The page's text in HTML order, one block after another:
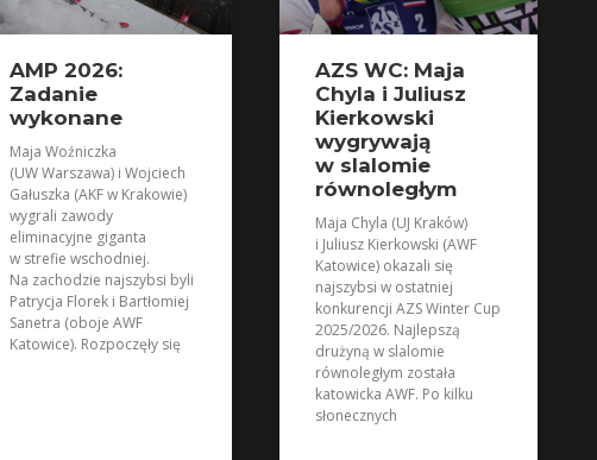
AMP 2026:
Zadanie
wykonane
Maja Woźniczka
(UW Warszawa) i Wojciech
Gałuszka (AKF w Krakowie)
wygrali zawody
eliminacyjne giganta
w strefie wschodniej.
Na zachodzie najszybsi byli
Patrycja Florek i Bartłomiej
Sanetra (oboje AWF
Katowice). Rozpoczęły się
AZS WC: Maja
Chyla i Juliusz
Kierkowski
wygrywają
w slalomie
równoległym
Maja Chyla (UJ Kraków)
i Juliusz Kierkowski (AWF
Katowice) okazali się
najszybsi w ostatniej
konkurencji AZS Winter Cup
2025/2026. Najlepszą
drużyną w slalomie
równoległym została
katowicka AWF. Po kilku
słonecznych